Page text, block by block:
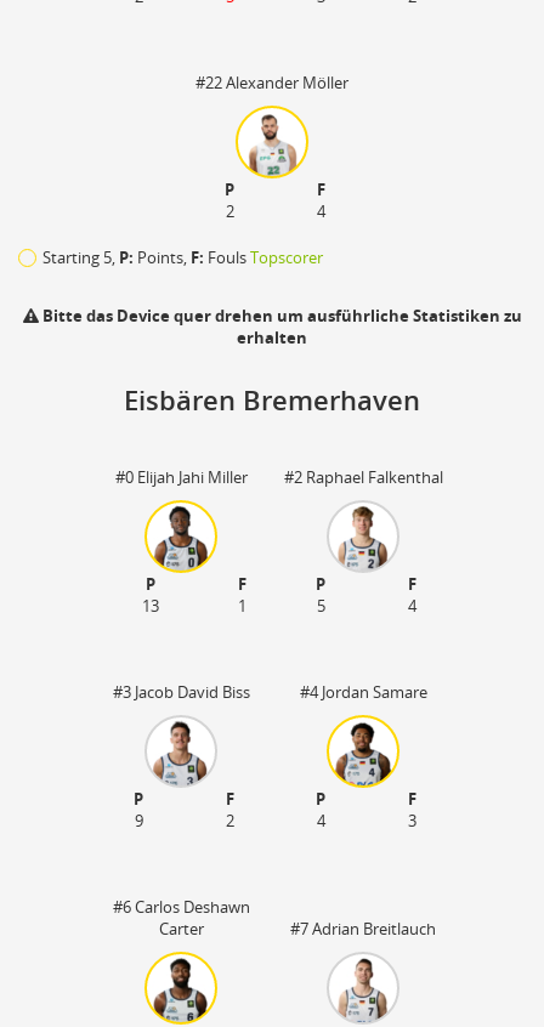
#22 Alexander Möller
P
F
2
4
Starting 5, P: Points, F: FoulsTopscorer
Bitte das Device quer drehen um ausführliche Statistiken zu
erhalten
Eisbären Bremerhaven
#0 Elijah Jahi Miller
P
F
13
1
#2 Raphael Falkenthal
P
F
5
4
#3 Jacob David Biss
P
F
9
2
#4 Jordan Samare
P
F
4
3
#6 Carlos Deshawn
Carter
#7 Adrian Breitlauch